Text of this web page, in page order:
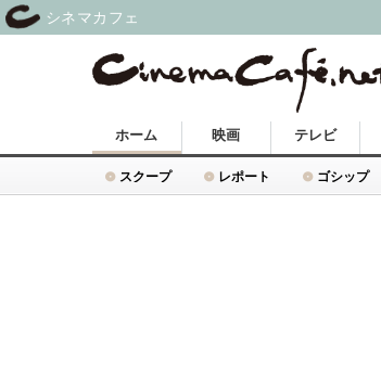
ホーム
スクープ レポート ゴシップ
映画 テレビ
シネマカフェ